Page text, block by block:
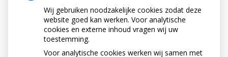
Neem contact op
074 - 2910765
Wij gebruiken noodzakelijke cookies zodat deze
website goed kan werken. Voor analytische
cookies en externe inhoud vragen wij uw
toestemming.
Voor analytische cookies werken wij samen met